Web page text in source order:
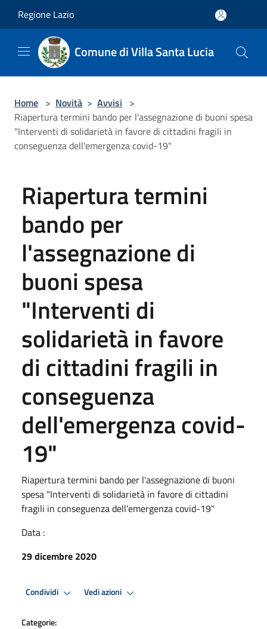
Regione Lazio
Comune di Villa Santa Lucia
Home > Novità > Avvisi >
Riapertura termini bando per l'assegnazione di buoni spesa
"Interventi di solidarietà in favore di cittadini fragili in
conseguenza dell'emergenza covid-19"
Riapertura termini
bando per
l'assegnazione di
buoni spesa
"Interventi di
solidarietà in favore
di cittadini fragili in
conseguenza
dell'emergenza covid-
19"
Riapertura termini bando per l'assegnazione di buoni
spesa "Interventi di solidarietà in favore di cittadini
fragili in conseguenza dell'emergenza covid-19"
Data :
29 dicembre 2020
Condividi Vedi azioni
Categorie: